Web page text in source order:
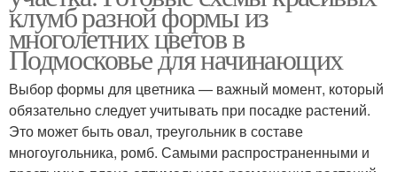
клумб разной формы из
многолетних цветов в
Подмосковье для начинающих
Выбор формы для цветника — важный момент, который
обязательно следует учитывать при посадке растений.
Это может быть овал, треугольник в составе
многоугольника, ромб. Самыми распространенными и